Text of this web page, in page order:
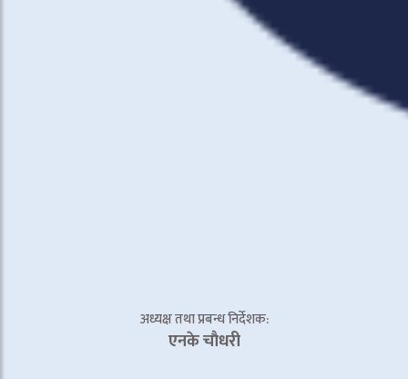
अध्यक्ष तथा प्रबन्ध निर्देशक:
एनके चाैधरी